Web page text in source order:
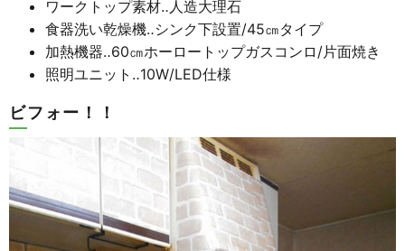
ワークトップ素材‥人造大理石
食器洗い乾燥機‥シンク下設置/45㎝タイプ
加熱機器‥60㎝ホーロートップガスコンロ/片面焼き
照明ユニット‥10W/LED仕様
ビフォー！！